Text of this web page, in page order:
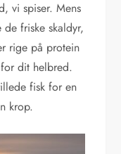
vi spiser. Mens
friske skaldyr,
rige på protein
dit helbred.
fisk for en
krop.